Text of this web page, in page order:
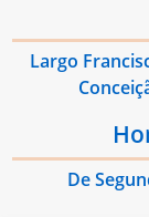
Largo
De